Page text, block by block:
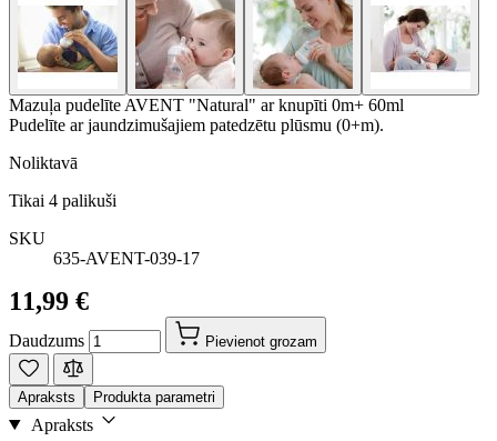
Mazuļa pudelīte AVENT "Natural" ar knupīti 0m+ 60ml
Pudelīte ar jaundzimušajiem patedzētu plūsmu (0+m).
Noliktavā
Tikai 4 palikuši
SKU
635-AVENT-039-17
11,99 €
Daudzums Pievienot grozam
Apraksts Produkta parametri
Apraksts